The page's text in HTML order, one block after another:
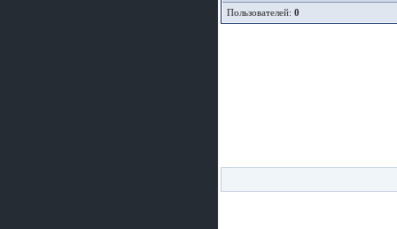
Пользователей:0